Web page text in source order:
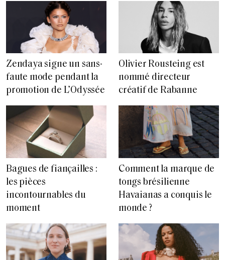
Zendaya signe un sans-
faute mode pendant la
promotion de L’Odyssée
Olivier Rousteing est
nommé directeur
créatif de Rabanne
Bagues de fiançailles :
les pièces
incontournables du
moment
Comment la marque de
tongs brésilienne
Havaianas a conquis le
monde ?